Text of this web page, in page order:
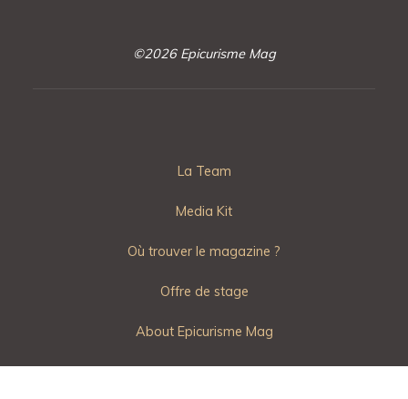
©2026 Epicurisme Mag
La Team
Media Kit
Où trouver le magazine ?
Offre de stage
About Epicurisme Mag